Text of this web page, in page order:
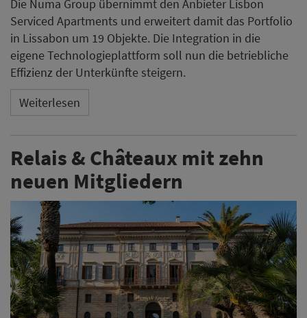
Die Numa Group übernimmt den Anbieter Lisbon
Serviced Apartments und erweitert damit das Portfolio
in Lissabon um 19 Objekte. Die Integration in die
eigene Technologieplattform soll nun die betriebliche
Effizienz der Unterkünfte steigern.
Weiterlesen
Relais & Châteaux mit zehn
neuen Mitgliedern